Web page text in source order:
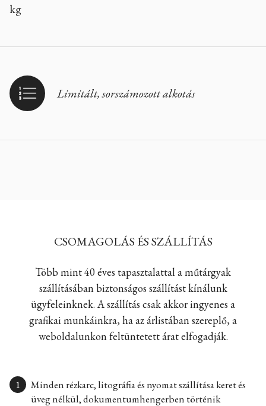
kg
Limitált, sorszámozott alkotás
CSOMAGOLÁS ÉS SZÁLLÍTÁS
Több mint 40 éves tapasztalattal a műtárgyak
szállításában biztonságos szállítást kínálunk
ügyfeleinknek. A szállítás csak akkor ingyenes a
grafikai munkáinkra, ha az árlistában szereplő, a
weboldalunkon feltüntetett árat elfogadják.
Minden rézkarc, litográfia és nyomat szállítása keret és
üveg nélkül, dokumentumhengerben történik